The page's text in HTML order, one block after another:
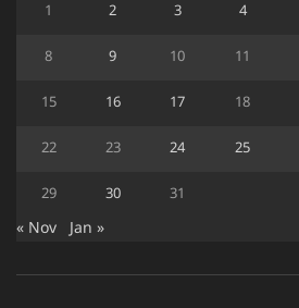
1 2 3 4
8 9 10 11
15 16 17 18
22 23 24 25
29 30 31
« Nov Jan »